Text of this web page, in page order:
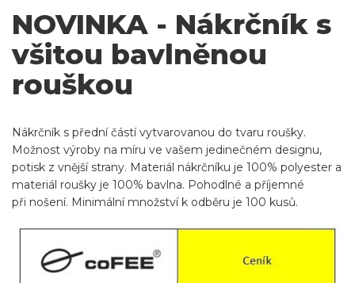
NOVINKA - Nákrčník s
všitou bavlněnou
rouškou
Nákrčník s přední částí vytvarovanou do tvaru roušky.
Možnost výroby na míru ve vašem jedinečném designu,
potisk z vnější strany. Materiál nákrčníku je 100% polyester a
materiál roušky je 100% bavlna. Pohodlné a příjemné
při nošení. Minimální množství k odběru je 100 kusů.